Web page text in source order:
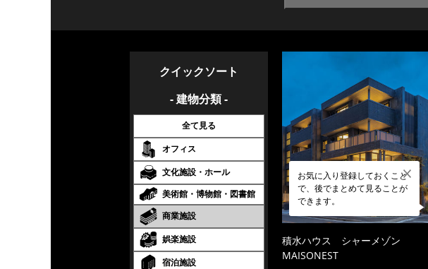
クイックソート
- 建物分類 -
全て見る
オフィス
文化施設・ホール
美術館・博物館・図書館
商業施設
娯楽施設
宿泊施設
お気に入り登録しておくこと
で、後でまとめて見ることが
できます。
積水ハウス シャーメゾン
MAISONEST